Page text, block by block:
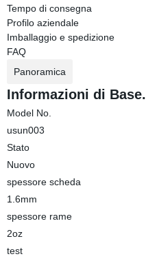
Tempo di consegna
Profilo aziendale
Imballaggio e spedizione
FAQ
Panoramica
Informazioni di Base.
Model No.
usun003
Stato
Nuovo
spessore scheda
1.6mm
spessore rame
2oz
test